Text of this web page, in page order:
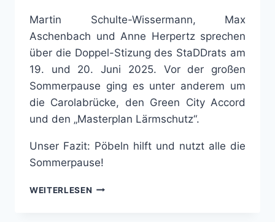
Martin Schulte-Wissermann, Max
Aschenbach und Anne Herpertz sprechen
über die Doppel-Stizung des StaDDrats am
19. und 20. Juni 2025. Vor der großen
Sommerpause ging es unter anderem um
die Carolabrücke, den Green City Accord
und den „Masterplan Lärmschutz“.
Unser Fazit: Pöbeln hilft und nutzt alle die
Sommerpause!
WEITERLESEN PODCAST